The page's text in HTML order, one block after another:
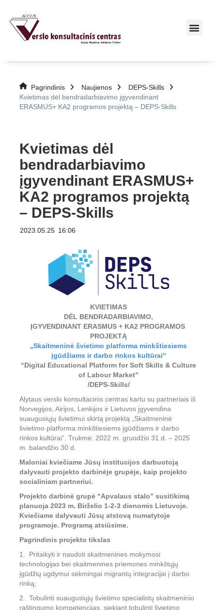
Pagrindinis Naujienos
DEPS-Skills
Kvietimas dėl bendradarbiavimo įgyvendinant
ERASMUS+ KA2 programos projektą – DEPS-Skills
Kvietimas dėl
bendradarbiavimo
įgyvendinant ERASMUS+
KA2 programos projektą
– DEPS-Skills
2023.05.25 16:06
KVIETIMAS
DĖL BENDRADARBIAVIMO,
ĮGYVENDINANT ERASMUS + KA2 PROGRAMOS
PROJEKTĄ
„Skaitmeninė švietimo platforma minkštiesiems
įgūdžiams ir darbo rinkos kultūrai“
“Digital Educational Platform for Soft Skills & Culture
of Labour Market”
/DEPS-Skills/
Alytaus verslo konsultacinis centras kartu su partneriais iš
Norvegijos, Airijos, Lenkijos ir Lietuvos įgyvendina
suaugusiųjų švietimui skirtą projektą „Skaitmeninė
švietimo platforma minkštiesiems įgūdžiams ir darbo
rinkos kultūrai“. Trukmė: 2022 m. gruodžio 31 d. – 2025
m. balandžio 30 d.
Maloniai kviečiame Jūsų institucijos darbuotoją
dalyvauti projekto darbinėje grupėje, kaip projekto
socialiniam partneriui.
Projekto darbinė grupė “Apvalaus stalo” susitikimą
planuoja 2023 m. Birželio 1-2-3 dienomis Lietuvoje.
Kviečiame dalyvauti Jūsų atstovą numatytoje
programoje. Programą atsiūsime.
Pagrindinis projekto tikslas
1. Pritaikyti ir naudoti skaitmenines mokymosi
technologijas bei skaitmenines priemones minkštųjų
įgūdžių ugdymui sėkmingai migrantų integracijai į darbo
rinką;
2. Tobulinti suaugusiųjų švietimo specialistų skaitmeninio
raštingumo kompetencijas, siekiant tobulinti švietimo